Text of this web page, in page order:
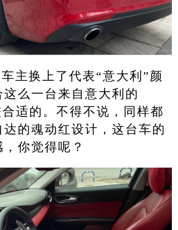
主换上了代表“意大利”颜
么一台来自意大利的
适的。不得不说，同样都
的魂动红设计，这台车的
你觉得呢？